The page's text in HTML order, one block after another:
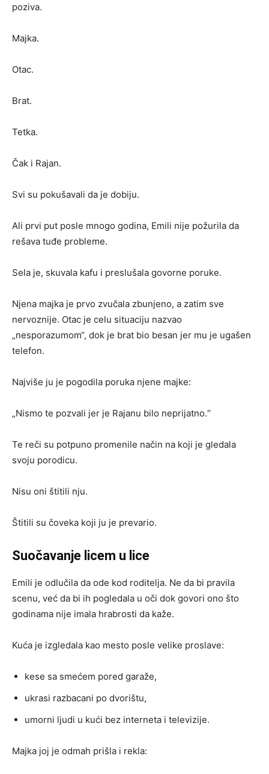
poziva.
Majka.
Otac.
Brat.
Tetka.
Čak i Rajan.
Svi su pokušavali da je dobiju.
Ali prvi put posle mnogo godina, Emili nije požurila da
rešava tuđe probleme.
Sela je, skuvala kafu i preslušala govorne poruke.
Njena majka je prvo zvučala zbunjeno, a zatim sve
nervoznije. Otac je celu situaciju nazvao
„nesporazumom“, dok je brat bio besan jer mu je ugašen
telefon.
Najviše ju je pogodila poruka njene majke:
„Nismo te pozvali jer je Rajanu bilo neprijatno.“
Te reči su potpuno promenile način na koji je gledala
svoju porodicu.
Nisu oni štitili nju.
Štitili su čoveka koji ju je prevario.
Suočavanje licem u lice
Emili je odlučila da ode kod roditelja. Ne da bi pravila
scenu, već da bi ih pogledala u oči dok govori ono što
godinama nije imala hrabrosti da kaže.
Kuća je izgledala kao mesto posle velike proslave:
kese sa smećem pored garaže,
ukrasi razbacani po dvorištu,
umorni ljudi u kući bez interneta i televizije.
Majka joj je odmah prišla i rekla: